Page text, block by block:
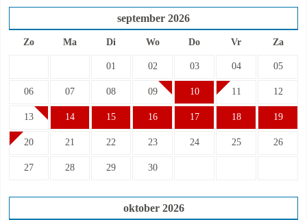
september 2026
Zo Ma Di Wo Do Vr Za
01 02 03 04 05
06 07 08 09 10 11 12
13 14 15 16 17 18 19
20 21 22 23 24 25 26
27 28 29 30
oktober 2026